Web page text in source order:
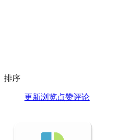
排序
更新浏览点赞评论